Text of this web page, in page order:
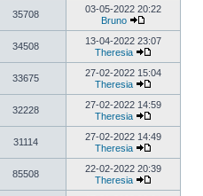
35708
03-05-2022 20:22
Bruno
34508
13-04-2022 23:07
Theresia
33675
27-02-2022 15:04
Theresia
32228
27-02-2022 14:59
Theresia
31114
27-02-2022 14:49
Theresia
85508
22-02-2022 20:39
Theresia